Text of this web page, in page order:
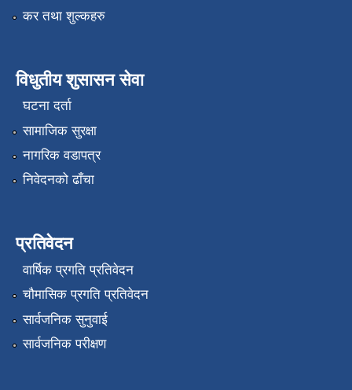
कर तथा शुल्कहरु
विधुतीय शुसासन सेवा
घटना दर्ता
सामाजिक सुरक्षा
नागरिक वडापत्र
निवेदनको ढाँचा
प्रतिवेदन
वार्षिक प्रगति प्रतिवेदन
चौमासिक प्रगति प्रतिवेदन
सार्वजनिक सुनुवाई
सार्वजनिक परीक्षण